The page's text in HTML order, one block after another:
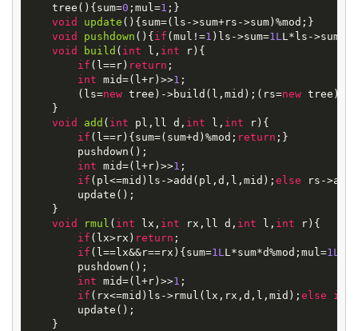
    tree(){sum=
0 ;mul=1 ;}
void
update () {sum=(ls->sum+rs->sum)%mod;}
void
pushdown () {if (mul!=1 )ls->sum=1L L*ls-
void
build ( int l, int r) {
if (l==r) return ;
int mid=(l+r)>>1 ;
        (ls=
new tree)->build(l,mid);(rs=new tree)-
    }
void
add ( int pl,ll d, int l, int r) {
if (l==r){sum=(sum+d)%mod; return ;}
        pushdown();
int mid=(l+r)>>1 ;
if (pl<=mid)ls->add(pl,d,l,mid); else rs-
        update();
    }
void
rmul ( int lx, int rx,ll d, int l, int r) {
if (lx>rx) return ;
if (l==lx&&r==rx){sum=1L L*sum*d%mod;mul=1L
        pushdown();
int mid=(l+r)>>1 ;
if (rx<=mid)ls->rmul(lx,rx,d,l,mid); else if
        update();
    }